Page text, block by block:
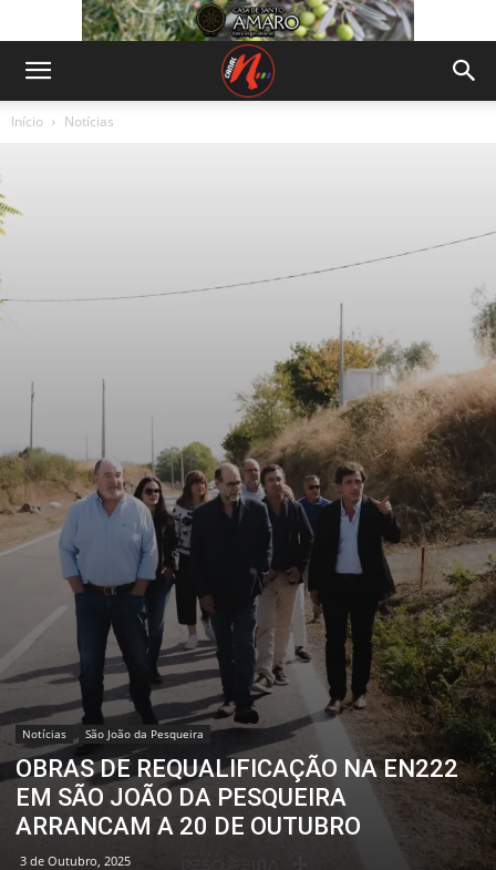
Início Notícias
Notícias São João da Pesqueira
OBRAS DE REQUALIFICAÇÃO NA EN222
EM SÃO JOÃO DA PESQUEIRA
ARRANCAM A 20 DE OUTUBRO
3 de Outubro, 2025